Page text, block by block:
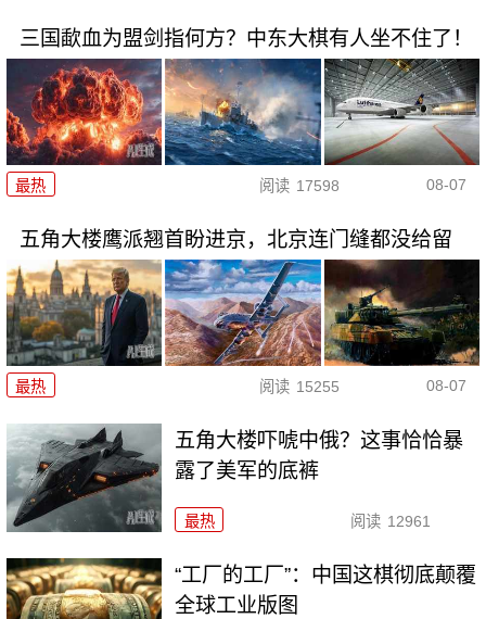
三国歃血为盟剑指何方？中东大棋有人坐不住了！
最热 阅读 17598 08-07
五角大楼鹰派翘首盼进京，北京连门缝都没给留
最热 阅读 15255 08-07
五角大楼吓唬中俄？这事恰恰暴
露了美军的底裤
最热 阅读 12961
“工厂的工厂”：中国这棋彻底颠覆
全球工业版图